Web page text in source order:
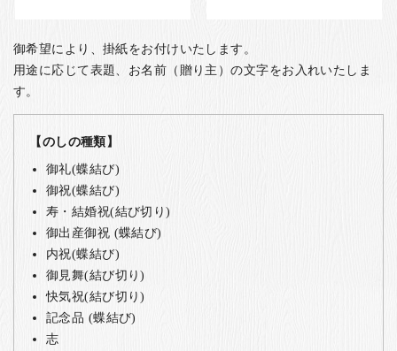
御希望により、掛紙をお付けいたします。
用途に応じて表題、お名前（贈り主）の文字をお入れいたしま
す。
【のしの種類】
御礼(蝶結び)
御祝(蝶結び)
寿・結婚祝(結び切り)
御出産御祝 (蝶結び)
内祝(蝶結び)
御見舞(結び切り)
快気祝(結び切り)
記念品 (蝶結び)
志